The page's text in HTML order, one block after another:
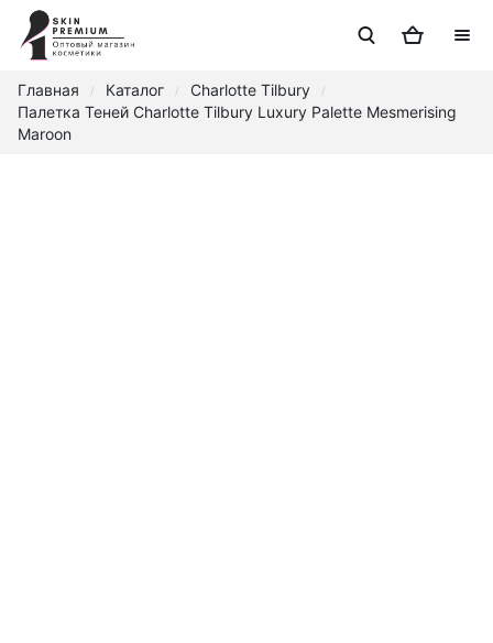
Главная / Каталог / Charlotte Tilbury /
Палетка Теней Charlotte Tilbury Luxury Palette Mesmerising
Maroon